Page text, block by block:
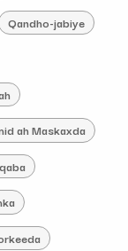
Qandho-jabiye
ah Maskaxda